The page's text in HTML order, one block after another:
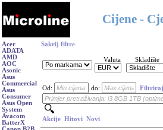
Cijene -
Acer
ADATA
AMD
AOC
Asonic
Asus
Commercial
Asus
Consumer
Asus Open
System
Avacom
BatterX
Sakrij filtre
Valuta
Skladište
Od: do:
Akcije Hitovi Novi